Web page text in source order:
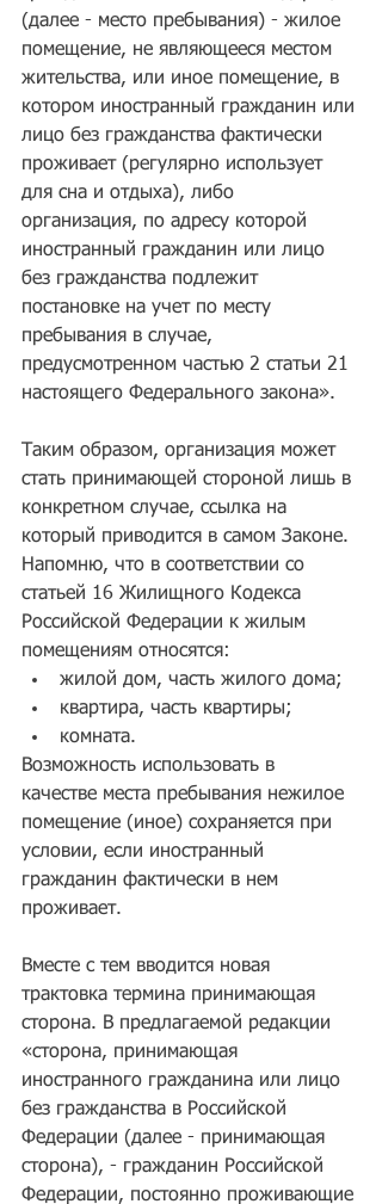
(далее - место пребывания) - жилое
помещение, не являющееся местом
жительства, или иное помещение, в
котором иностранный гражданин или
лицо без гражданства фактически
проживает (регулярно использует
для сна и отдыха), либо
организация, по адресу которой
иностранный гражданин или лицо
без гражданства подлежит
постановке на учет по месту
пребывания в случае,
предусмотренном частью 2 статьи 21
настоящего Федерального закона».
Таким образом, организация может
стать принимающей стороной лишь в
конкретном случае, ссылка на
который приводится в самом Законе.
Напомню, что в соответствии со
статьей 16 Жилищного Кодекса
Российской Федерации к жилым
помещениям относятся:
​жилой дом, часть жилого дома;
квартира, часть квартиры;
комната.
Возможность использовать в
качестве места пребывания нежилое
помещение (иное) сохраняется при
условии, если иностранный
гражданин фактически в нем
проживает.
Вместе с тем вводится новая
трактовка термина принимающая
сторона. В предлагаемой редакции
«сторона, принимающая
иностранного гражданина или лицо
без гражданства в Российской
Федерации (далее - принимающая
сторона), - гражданин Российской
Федерации, постоянно проживающие